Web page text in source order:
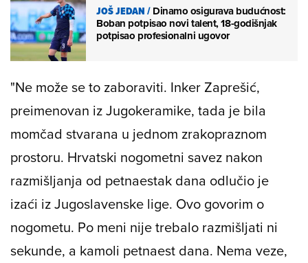
JOŠ JEDAN/Dinamo osigurava budućnost:
Boban potpisao novi talent, 18-godišnjak
potpisao profesionalni ugovor
"Ne može se to zaboraviti. Inker Zaprešić,
preimenovan iz Jugokeramike, tada je bila
momčad stvarana u jednom zrakopraznom
prostoru. Hrvatski nogometni savez nakon
razmišljanja od petnaestak dana odlučio je
izaći iz Jugoslavenske lige. Ovo govorim o
nogometu. Po meni nije trebalo razmišljati ni
sekunde, a kamoli petnaest dana. Nema veze,